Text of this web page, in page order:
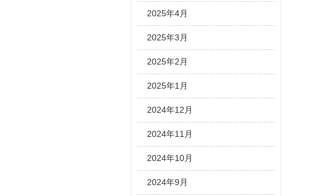
2025年4月
2025年3月
2025年2月
2025年1月
2024年12月
2024年11月
2024年10月
2024年9月